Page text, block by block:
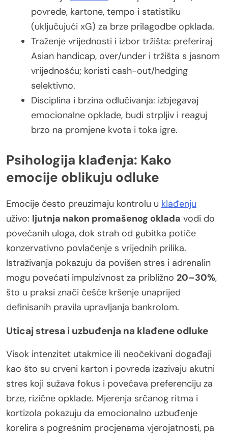
povrede, kartone, tempo i statistiku
(uključujući xG) za brze prilagodbe opklada.
Traženje vrijednosti i izbor tržišta: preferiraj
Asian handicap, over/under i tržišta s jasnom
vrijednošću; koristi cash-out/hedging
selektivno.
Disciplina i brzina odlučivanja: izbjegavaj
emocionalne opklade, budi strpljiv i reaguj
brzo na promjene kvota i toka igre.
Psihologija klađenja: Kako
emocije oblikuju odluke
Emocije često preuzimaju kontrolu u klađenju
uživo: ljutnja nakon promašenog oklada vodi do
povećanih uloga, dok strah od gubitka potiče
konzervativno povlačenje s vrijednih prilika.
Istraživanja pokazuju da povišen stres i adrenalin
mogu povećati impulzivnost za približno 20–30%,
što u praksi znači češće kršenje unaprijed
definisanih pravila upravljanja bankrolom.
Uticaj stresa i uzbuđenja na klađene odluke
Visok intenzitet utakmice ili neočekivani događaji
kao što su crveni karton i povreda izazivaju akutni
stres koji sužava fokus i povećava preferenciju za
brze, rizične opklade. Mjerenja srčanog ritma i
kortizola pokazuju da emocionalno uzbuđenje
korelira s pogrešnim procjenama vjerojatnosti, pa